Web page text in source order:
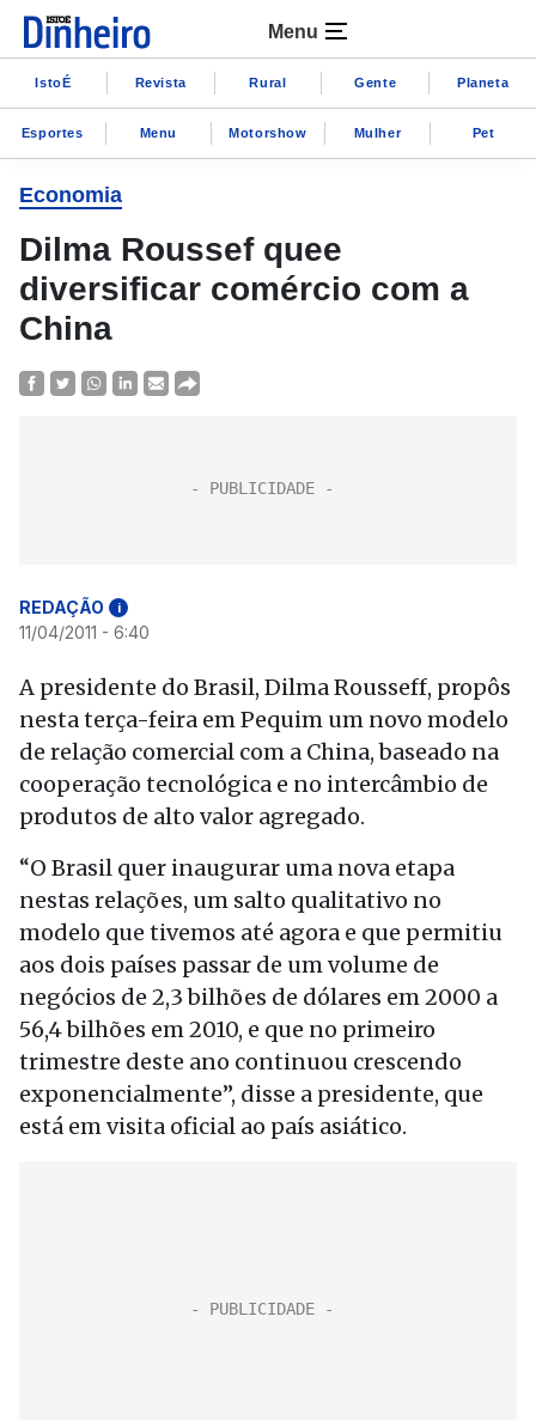
Menu
IstoÉ Revista Rural Gente Planeta
Esportes Menu Motorshow Mulher Pet
Economia
Dilma Roussef quee
diversificar comércio com a
China
REDAÇÃO i
11/04/2011 - 6:40
A presidente do Brasil, Dilma Rousseff, propôs
nesta terça-feira em Pequim um novo modelo
de relação comercial com a China, baseado na
cooperação tecnológica e no intercâmbio de
produtos de alto valor agregado.
“O Brasil quer inaugurar uma nova etapa
nestas relações, um salto qualitativo no
modelo que tivemos até agora e que permitiu
aos dois países passar de um volume de
negócios de 2,3 bilhões de dólares em 2000 a
56,4 bilhões em 2010, e que no primeiro
trimestre deste ano continuou crescendo
exponencialmente”, disse a presidente, que
está em visita oficial ao país asiático.